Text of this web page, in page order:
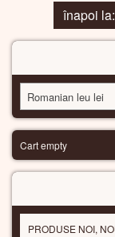
înapoi
Romanian leu lei
Cart empty
PRODUSE NOI,